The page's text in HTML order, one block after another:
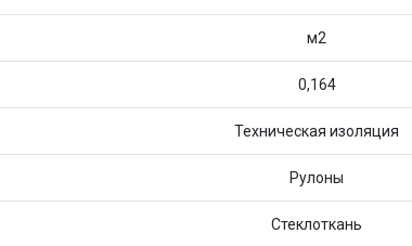
м2
0,164
Техническая изоляция
Рулоны
Стеклоткань